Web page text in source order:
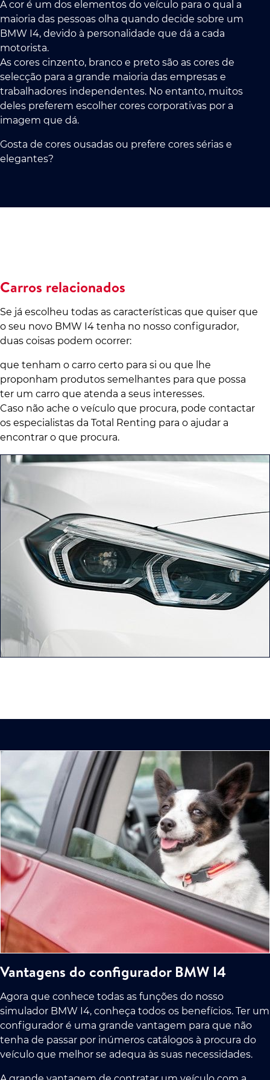
A cor é um dos elementos do veículo para o qual a
maioria das pessoas olha quando decide sobre um
BMW I4, devido à personalidade que dá a cada
motorista.
As cores cinzento, branco e preto são as cores de
selecção para a grande maioria das empresas e
trabalhadores independentes. No entanto, muitos
deles preferem escolher cores corporativas por a
imagem que dá.
Gosta de cores ousadas ou prefere cores sérias e
elegantes?
Carros relacionados
Se já escolheu todas as características que quiser que
o seu novo BMW I4 tenha no nosso configurador,
duas coisas podem ocorrer:
que tenham o carro certo para si ou que lhe
proponham produtos semelhantes para que possa
ter um carro que atenda a seus interesses.
Caso não ache o veículo que procura, pode contactar
os especialistas da Total Renting para o ajudar a
encontrar o que procura.
Vantagens do configurador BMW I4
Agora que conhece todas as funções do nosso
simulador BMW I4, conheça todos os benefícios. Ter um
configurador é uma grande vantagem para que não
tenha de passar por inúmeros catálogos à procura do
veículo que melhor se adequa às suas necessidades.